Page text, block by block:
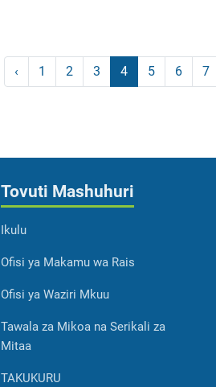
‹ 1 2 3 4 5 6 7
Tovuti Mashuhuri
Ikulu
Ofisi ya Makamu wa Rais
Ofisi ya Waziri Mkuu
Tawala za Mikoa na Serikali za
Mitaa
TAKUKURU